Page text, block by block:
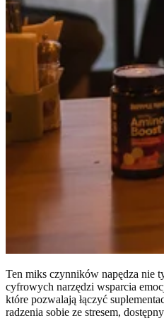
Ten miks czynników napędza nie
cyfrowych narzędzi wsparcia
które pozwalają łączyć
radzenia sobie ze stresem,